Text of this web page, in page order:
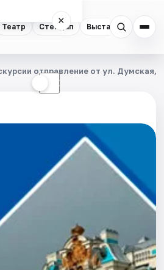
Театр Стендап Выставки
×
☾
отправление от ул. Думская,